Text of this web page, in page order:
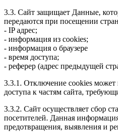
3.3. Сайт защищает Данные,
передаются при посещении
- IP адрес;
- информация из cookies;
- информация о браузере
- время доступа;
- реферер (адрес предыдущей
3.3.1. Отключение cookies может
доступа к частям сайта,
3.3.2. Сайт осуществляет сбор
посетителей. Данная
предотвращения, выявления и